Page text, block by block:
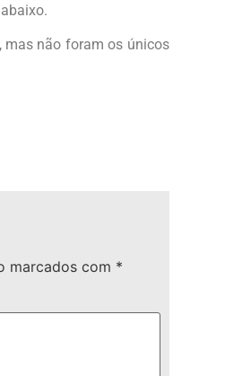
mas não foram os únicos
marcados com *